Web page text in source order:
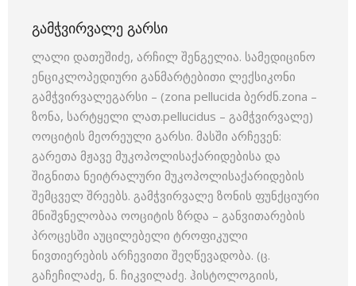
ᲒᲐᲛᲭᲕᲘᲠᲕᲐᲚᲔ ᲒᲐᲠᲡᲘ
ლალი დათეშიძე, არჩილ შენგელია. სამედიცინო
ენციკლოპედიური განმარტებითი ლექსიკონი
გამჭვირვალეგარსი – (zona pellucida ბერძნ.zona –
ზონა, სარტყე­ლი ლათ.pellucidus – გამჭვირვალე)
ოოციტის მეორეული გარსი. მასში არჩევენ:
გარეთა მჟავე მუკოპოლისაქარიდებისა და
შიგნითა ნეი­ტრალური მუკოპოლისაქარიდების
შემცველ შრეებს. გამჭვირვალე ზო­ნის­ ფუნქციური
მნიშვნელობაა ოოციტის ზრდა – განვითარების
პროცე­ს­ში აუცილებელი ტროფიკული
ნივთიერების არჩევითი შეღწევადობა. (ც.
გაჩეჩილაძე, ნ. ჩიკვილაძე. ჰისტოლოგიის,